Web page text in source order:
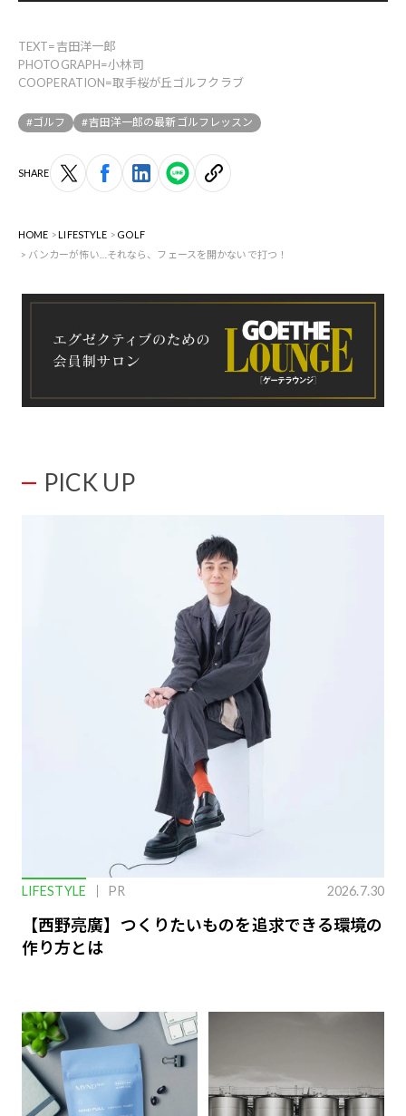
TEXT=吉田洋一郎
PHOTOGRAPH=小林司
COOPERATION=取手桜が丘ゴルフクラブ
#ゴルフ #吉田洋一郎の最新ゴルフレッスン
SHARE
HOME LIFESTYLE
GOLF
バンカーが怖い…それなら、フェースを開かないで打つ！
PICK UP
LIFESTYLE PR 2026.7.30
【西野亮廣】つくりたいものを追求できる環境の
作り方とは